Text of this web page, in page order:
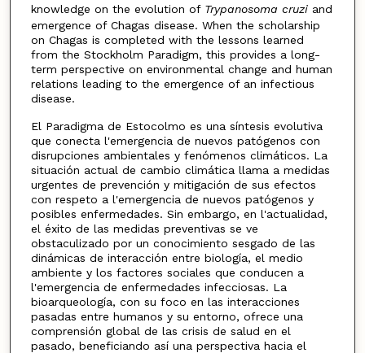
knowledge on the evolution of Trypanosoma cruziand
emergence of Chagas disease. When the scholarship
on Chagas is completed with the lessons learned
from the Stockholm Paradigm, this provides a long-
term perspective on environmental change and human
relations leading to the emergence of an infectious
disease.
El Paradigma de Estocolmo es una síntesis evolutiva
que conecta l'emergencia de nuevos patógenos con
disrupciones ambientales y fenómenos climáticos. La
situación actual de cambio climática llama a medidas
urgentes de prevención y mitigación de sus efectos
con respeto a l'emergencia de nuevos patógenos y
posibles enfermedades. Sin embargo, en l'actualidad,
el éxito de las medidas preventivas se ve
obstaculizado por un conocimiento sesgado de las
dinámicas de interacción entre biología, el medio
ambiente y los factores sociales que conducen a
l'emergencia de enfermedades infecciosas. La
bioarqueología, con su foco en las interacciones
pasadas entre humanos y su entorno, ofrece una
comprensión global de las crisis de salud en el
pasado, beneficiando así una perspectiva hacia el